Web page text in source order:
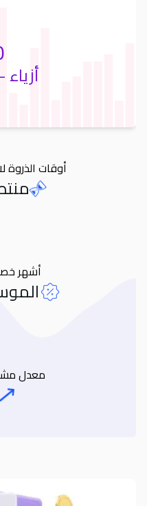
أوقات الذروة
أشهر
معدل